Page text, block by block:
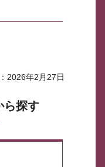
2026年2月27日
ら探す